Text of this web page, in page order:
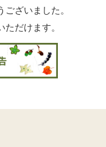
ざいました。
だけます。